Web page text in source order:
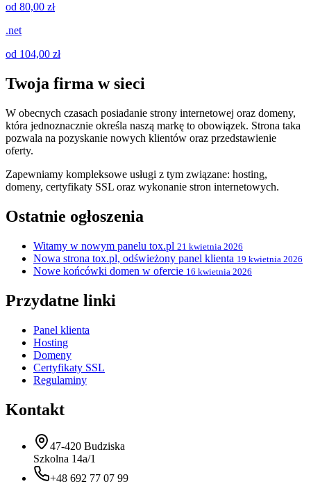
od 80,00 zł
.net
od 104,00 zł
Twoja firma w sieci
W obecnych czasach posiadanie strony internetowej oraz domeny,
która jednoznacznie określa naszą markę to obowiązek. Strona taka
pozwala na pozyskanie nowych klientów oraz przedstawienie
oferty.
Zapewniamy kompleksowe usługi z tym związane: hosting,
domeny, certyfikaty SSL oraz wykonanie stron internetowych.
Ostatnie ogłoszenia
Witamy w nowym panelu tox.pl 21 kwietnia 2026
Nowa strona tox.pl, odświeżony panel klienta 19 kwietnia 2026
Nowe końcówki domen w ofercie 16 kwietnia 2026
Przydatne linki
Panel klienta
Hosting
Domeny
Certyfikaty SSL
Regulaminy
Kontakt
47-420 Budziska
Szkolna 14a/1
+48 692 77 07 99